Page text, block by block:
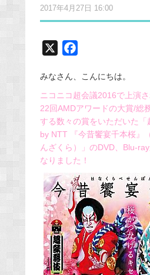
2017年4月27日 16:00
c
e
b
o
o
みなさん、こんにちは。
ニコニコ超会議2016で上演
22回AMDアワードの大賞/総
する数々の賞をいただいた
by NTT 『今昔饗宴千本桜』
んざくら）」のDVD、Blu-
なりました！